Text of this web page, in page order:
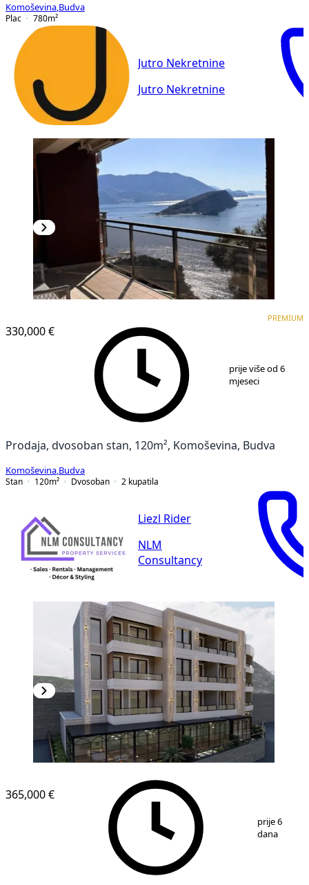
Komoševina Budva
Plac
780m²
Jutro Nekretnine
Jutro Nekretnine
330,000 €
PREMIUM
prije više od 6
mjeseci
Prodaja, dvosoban stan, 120m², Komoševina, Budva
Komoševina Budva
Stan
120m² Dvosoban 2 kupatila
Liezl Rider
NLM
Consultancy
365,000 €
prije 6
dana